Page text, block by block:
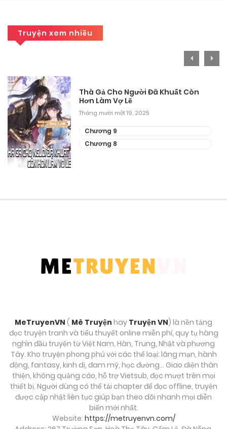
Tháng 8 27, 2025
Chương 26
Chương 25
Tháng 8 27, 2025
Chương 24
Tháng 8 27, 2025
Chương 21
Tháng 8 27, 2025
Chương 19
Tháng 8 27, 2025
Chương 18
Tháng 8 27, 2025
Truyện xem nhiều
Thà Gả Cho Người Đã Khuất Còn
Hơn Làm Vợ Lẽ
Tháng mười một 19, 2025
Chương 9
Chương 8
MeTruyenVN ( Mê Truyện hay Truyện VN) là nền tảng
đọc truyện tranh và tiểu thuyết online miễn phí, quy tụ hàng
nghìn đầu truyện từ Việt Nam, Hàn, Trung, Nhật và phương
Tây. Kho truyện phong phú với các thể loại: lãng mạn, hành
động, fantasy, kinh dị, đam mỹ, học đường… Giao diện thân
thiện, không quảng cáo, hỗ trợ Vietsub, đọc mượt trên mọi
thiết bị. Người dùng có thể tải chapter để đọc offline, truyện
được cập nhật liên tục giúp bạn theo dõi nhanh mọi diễn
biến mới nhất.
Website: https://metruyenvn.com/